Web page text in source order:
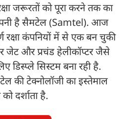
जरूरतों को पूरा करने तक का
है सैमटेल (Samtel). आज
रक्षा कंपनियों में से एक बन चुकी
जेट और प्रचंड हेलीकॉप्टर जैसे
डिस्प्ले सिस्टम बना रही है.
की टेक्नोलॉजी का इस्तेमाल
दर्शाता है.